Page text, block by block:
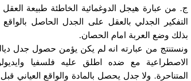
ج. من عبارة هيجل الدوغمائية الخاطئة طبيعة
التفكير الجدلي بالعقل على الجدل الحاصل بالواقع
بذلك وضع العربة امام الحصان.
ونستنتج من عبارته انه لم يكن يؤمن حصول جدل
الاصطراعية مع ضده اطلق عليه فلسفيا
المتناحرة. ولا جدل يحصل بالمادة والواقع العياني